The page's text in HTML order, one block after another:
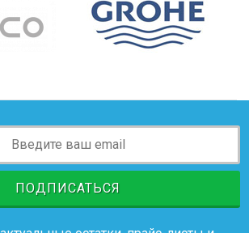
ПОДПИСАТЬСЯ